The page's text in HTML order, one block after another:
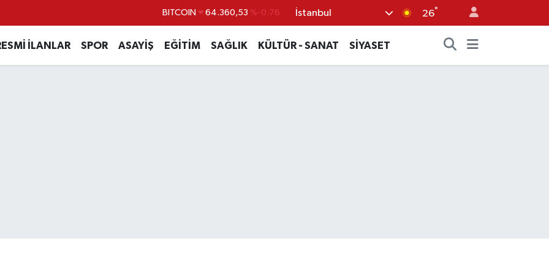
BITCOIN 64.360,53 %-0.76
EURO 55,0265 %0.01
İstanbul 26°
İLANLAR SPOR ASAYİŞ EĞİTİM SAĞLIK KÜLTÜR - SANAT SİYASET